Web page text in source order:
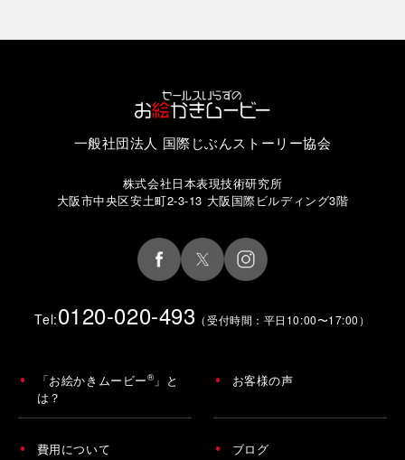
一般社団法人 国際じぶんストーリー協会
株式会社日本表現技術研究所
大阪市中央区安土町2-3-13 大阪国際ビルディング3階
Tel:0120-020-493 （受付時間：平日10:00〜17:00）
「お絵かきムービー® 」と
は？
お客様の声
費用について ブログ